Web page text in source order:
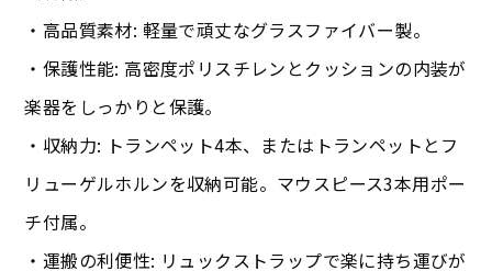
・高品質素材: 軽量で頑丈なグラスファイバー製。
・保護性能: 高密度ポリスチレンとクッションの内装が
楽器をしっかりと保護。
・収納力: トランペット4本、またはトランペットとフ
リューゲルホルンを収納可能。マウスピース3本用ポー
チ付属。
・運搬の利便性: リュックストラップで楽に持ち運びが